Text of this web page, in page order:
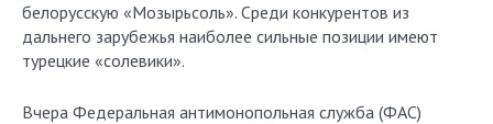
белорусскую «Мозырьсоль». Среди конкурентов из
дальнего зарубежья наиболее сильные позиции имеют
турецкие «солевики».
Вчера Федеральная антимонопольная служба (ФАС)